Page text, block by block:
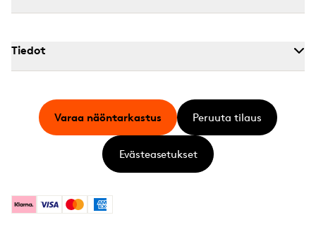
Tiedot
KlarnaVisa MastercardAmerican Express
Varaa näöntarkastus Peruuta tilaus
Evästeasetukset